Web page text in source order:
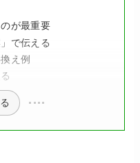
が最重要
で伝える
え例